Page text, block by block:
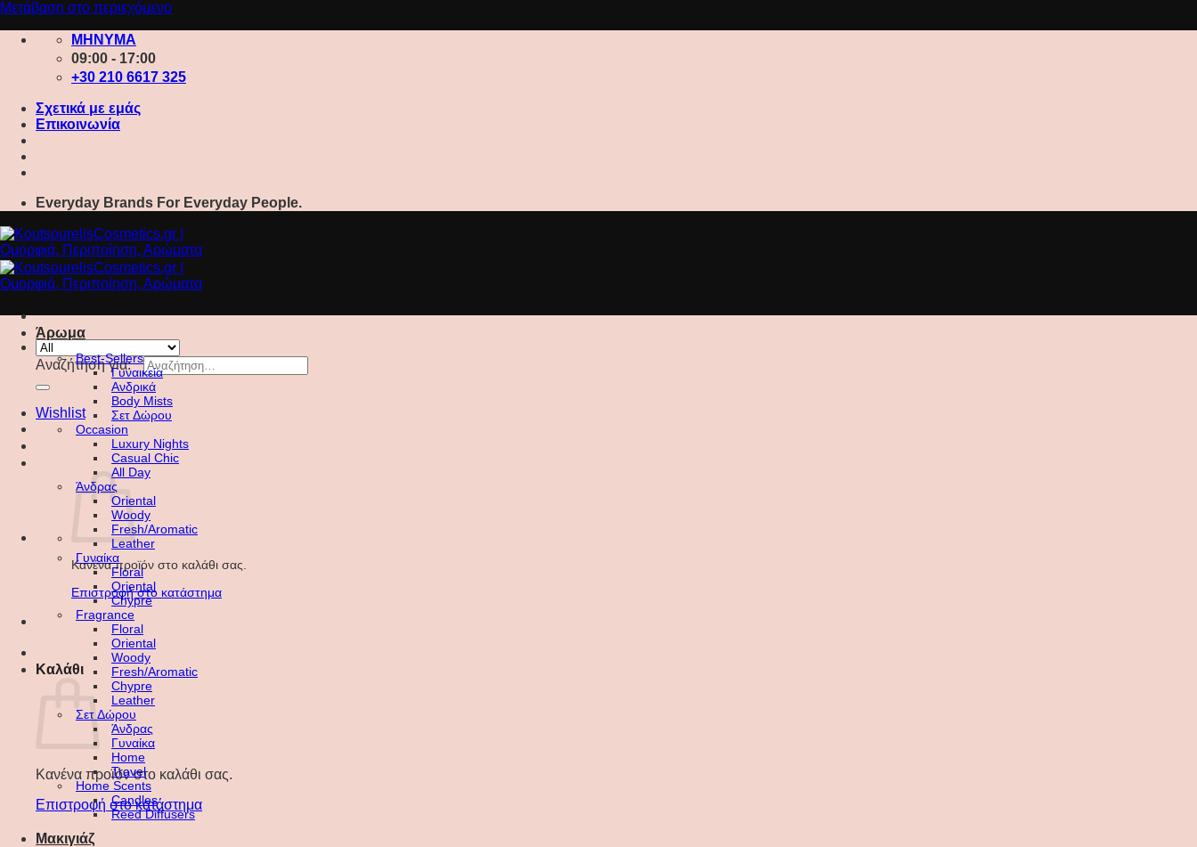
Μετάβαση στο περιεχόμενο
ΜΗΝΥΜΑ
09:00 - 17:00
+30 210 6617 325
Σχετικά με εμάς
Επικοινωνία
Everyday Brands For Everyday People.
Αναζήτηση για:
Wishlist
Κανένα προϊόν στο καλάθι σας.
Επιστροφή στο κατάστημα
Καλάθι
Κανένα προϊόν στο καλάθι σας.
Επιστροφή στο κατάστημα
Άρωμα
Best-Sellers
Γυναικεία
Ανδρικά
Body Mists
Σετ Δώρου
Occasion
Luxury Nights
Casual Chic
All Day
Άνδρας
Oriental
Woody
Fresh/Aromatic
Leather
Γυναίκα
Floral
Oriental
Chypre
Fragrance
Floral
Oriental
Woody
Fresh/Aromatic
Chypre
Leather
Σετ Δώρου
Άνδρας
Γυναίκα
Home
Travel
Home Scents
Candles
Reed Diffusers
Μακιγιάζ